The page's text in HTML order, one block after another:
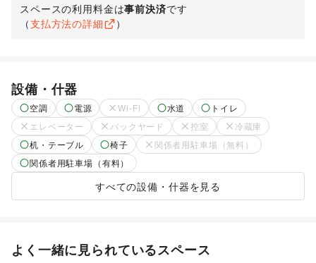
スペースの利用料金は事前決済です
（支払方法の詳細 ）
設備・什器
空調 電源 Wi-Fi 水道
トイレ
エレベーター
バックヤード 控室
冷蔵庫
机・テーブル
椅子
関係者用駐車場（無料）
関係者用駐車場（有料）
すべての設備・什器を見る
よく一緒に見られているスペース